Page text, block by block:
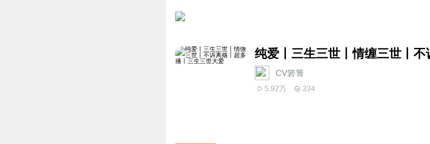
纯爱丨三生三世丨情缠三世丨
CV箬箐
5.92万 334